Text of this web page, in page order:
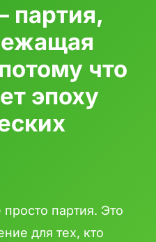
партия,
что
эпоху
партия. Это
для тех, кто